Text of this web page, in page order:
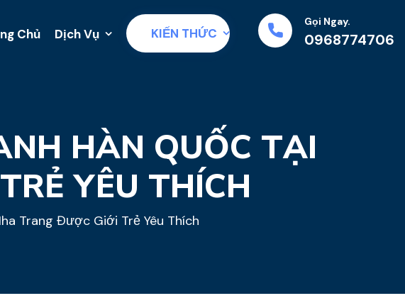
Chủ Dịch Vụ KIẾN THỨC
Gọi Ngay.
0968774706
HÀN QUỐC TẠI
YÊU THÍCH
Trang Được Giới Trẻ Yêu Thích